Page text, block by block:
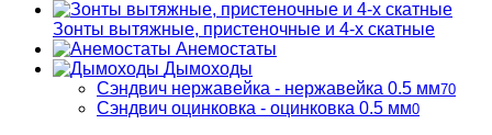
Зонты вытяжные, пристеночные и 4-х скатные
Анемостаты
Дымоходы
Сэндвич нержавейка - нержавейка 0.5 мм70
Сэндвич оцинковка - оцинковка 0.5 мм0